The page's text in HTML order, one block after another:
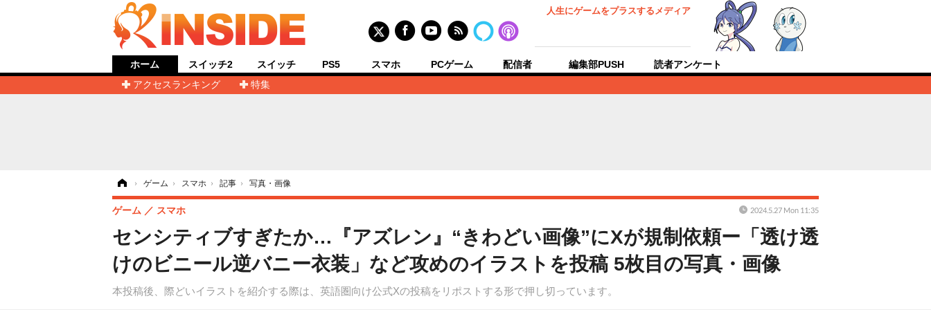
人生にゲームをプラスするメディア
ホーム
アクセスランキング
特集
スイッチ2 スイッチ PS5 スマホ PCゲーム 配信者 編集部PUSH 読者アンケート
› ゲーム › スマホ › 記事 › 写真・画像
センシティブすぎたか…『アズレン』“きわどい画像”にXが規制依頼ー「透け透
けのビニール逆バニー衣装」など攻めのイラストを投稿 5枚目の写真・画像
本投稿後、際どいイラストを紹介する際は、英語圏向け公式Xの投稿をリポストする形で押し切っています。
ゲーム スマホ 2024.5.27 Mon 11:35